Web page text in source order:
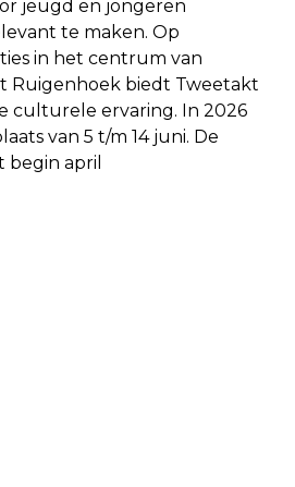
jeugd en jongeren
te maken. Op
in het centrum van
Ruigenhoek biedt Tweetakt
culturele ervaring. In 2026
van 5 t/m 14 juni. De
begin april